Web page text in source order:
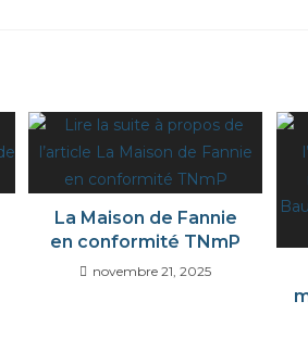
La Maison de Fannie
en conformité TNmP
novembre 21, 2025